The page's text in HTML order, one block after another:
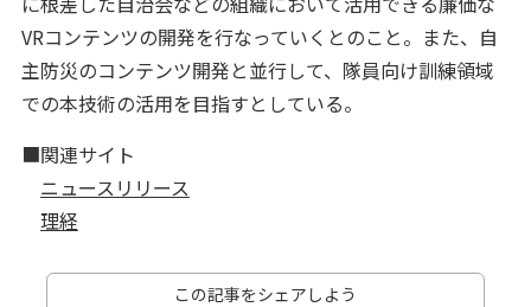
VRコンテンツの開発を行なっていくとのこと。また、自
主防災のコンテンツ開発と並行して、隊員向け訓練領域
での本技術の活用を目指すとしている。
■関連サイト
ニュースリリース
理経
この記事をシェアしよう